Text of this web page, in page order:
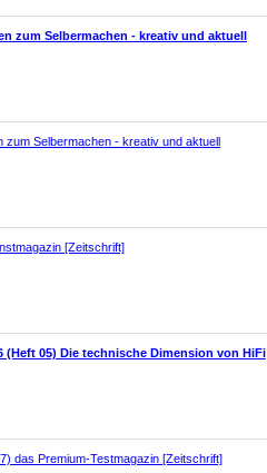
zum Selbermachen - kreativ und aktuell
zum Selbermachen - kreativ und aktuell
[Zeitschrift]
(Heft 05) Die technische Dimension von HiFi
das Premium-Testmagazin [Zeitschrift]